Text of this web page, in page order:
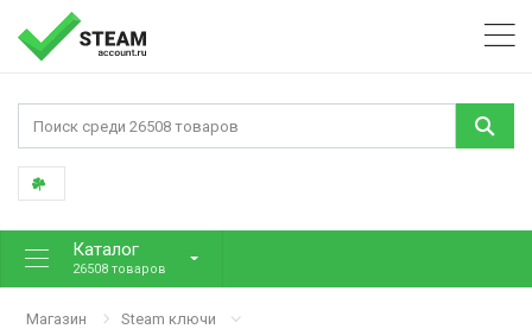
Каталог
26508 товаров
Магазин Steam ключи